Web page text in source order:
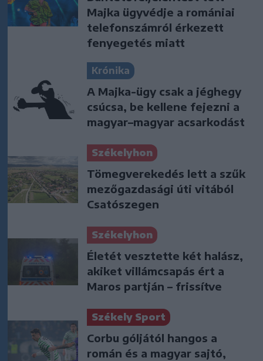
Majka ügyvédje a romániai
telefonszámról érkezett
fenyegetés miatt
Krónika
A Majka-ügy csak a jéghegy
csúcsa, be kellene fejezni a
magyar–magyar acsarkodást
Székelyhon
Tömegverekedés lett a szűk
mezőgazdasági úti vitából
Csatószegen
Székelyhon
Életét vesztette két halász,
akiket villámcsapás ért a
Maros partján – frissítve
Székely Sport
Corbu góljától hangos a
román és a magyar sajtó,